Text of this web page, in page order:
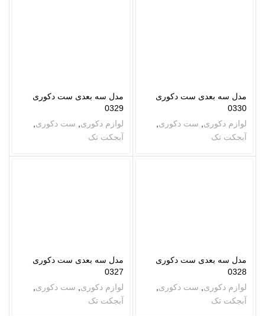
مدل سه بعدی ست دکوری
0330
لوازم دکوری
ست دکوری
آبجکت تک
مدل سه بعدی ست دکوری
0329
لوازم دکوری
ست دکوری
آبجکت تک
مدل سه بعدی ست دکوری
0328
لوازم دکوری
ست دکوری
آبجکت تک
مدل سه بعدی ست دکوری
0327
لوازم دکوری
ست دکوری
آبجکت تک